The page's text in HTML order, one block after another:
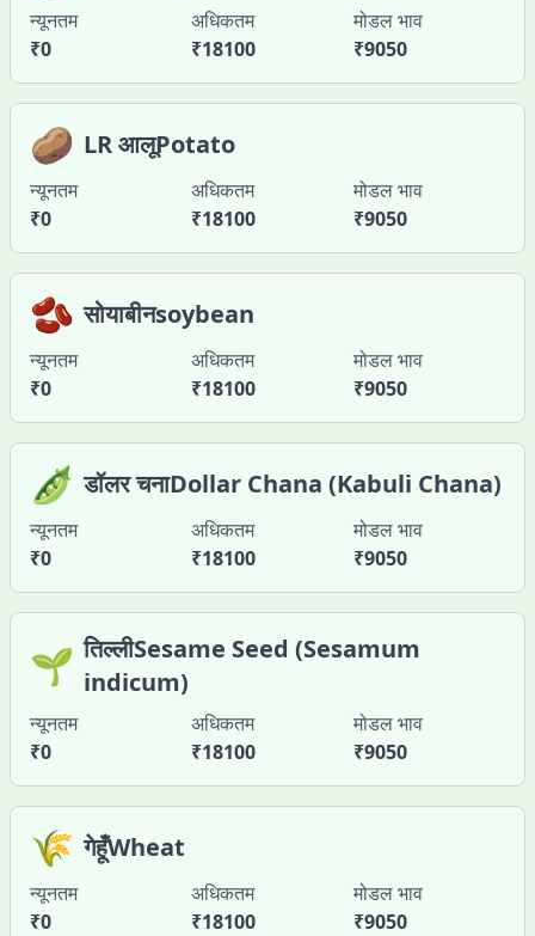
न्यूनतम
₹0
अधिकतम
₹18100
मोडल भाव
₹9050
🥔 LR आलूPotato
न्यूनतम
₹0
अधिकतम
₹18100
मोडल भाव
₹9050
🫘 सोयाबीनsoybean
न्यूनतम
₹0
अधिकतम
₹18100
मोडल भाव
₹9050
🫛 डॉलर चनाDollar Chana (Kabuli Chana)
न्यूनतम
₹0
अधिकतम
₹18100
मोडल भाव
₹9050
🌱 तिल्लीSesame Seed (Sesamum
indicum)
न्यूनतम
₹0
अधिकतम
₹18100
मोडल भाव
₹9050
🌾 गेहूँWheat
न्यूनतम
₹0
अधिकतम
₹18100
मोडल भाव
₹9050